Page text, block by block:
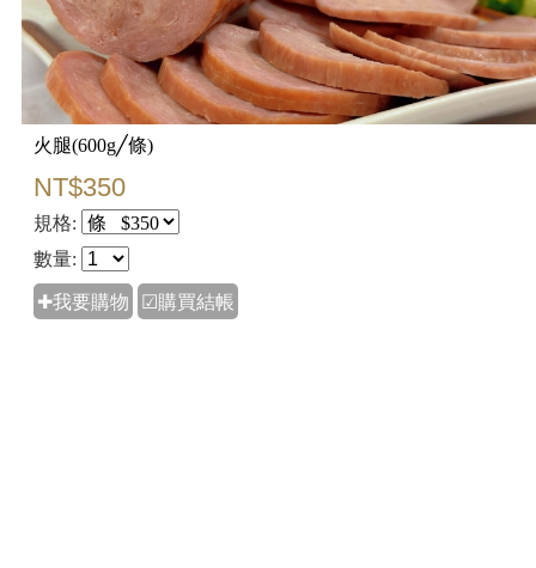
火腿(600g╱條)
NT$350
規格:
數量:
✚我要購物 ☑購買結帳